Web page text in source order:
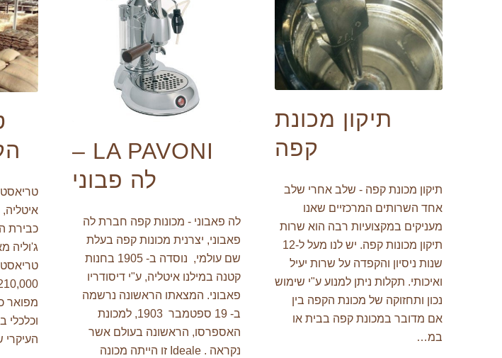
תיקון מכונת
קפה
תיקון מכונת קפה - שלב אחרי שלב
אחד השרותים המרכזיים שאנו
מעניקים במקצועיות רבה הוא שרות
תיקון מכונות קפה. יש לנו מעל ל-12
שנות ניסיון והקפדה על שרות יעיל
ואיכותי. תקלות ניתן למנוע ע"י שימוש
נכון ותחזוקה של מכונת הקפה בין
אם מדובר במכונת קפה בבית או
במ…
LA PAVONI –
לה פבוני
לה פאבוני - מכונות קפה חברת לה
פאבוני, יצרנית מכונות קפה בעלת
שם עולמי, נוסדה ב- 1905 בחנות
קטנה במילנו איטליה, ע"י דיסודריו
פאבוני. המצאתו הראשונה נרשמה
ב- 19 ספטמבר 1903, למכונת
האספרסו, הראשונה בעולם אשר
נקראה . Ideale זו הייתה מכונה
כבירת
מפואר
וכלכלי